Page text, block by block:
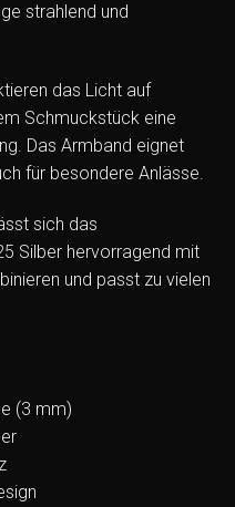
strahlend und
das Licht auf
Schmuckstück eine
Das Armband eignet
für besondere Anlässe.
sich das
Silber hervorragend mit
und passt zu vielen
(3 mm)